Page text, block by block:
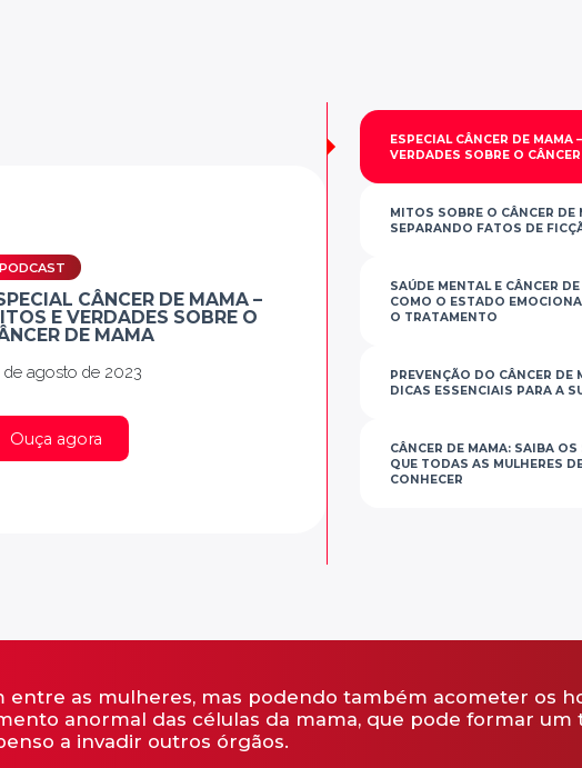
PODCAST
CÂNCER DE MAMA –
E VERDADES SOBRE O
DE MAMA
de agosto de 2023
Ouça agora
ESPECIAL CÂNCER DE MAMA
VERDADES SOBRE O
MITOS SOBRE O CÂNCER DE
SEPARANDO FATOS DE
SAÚDE MENTAL E CÂNCER
COMO O ESTADO
O TRATAMENTO
PREVENÇÃO DO CÂNCER DE
DICAS ESSENCIAIS PARA A
CÂNCER DE MAMA: SAIBA
QUE TODAS AS MULHERES
CONHECER
as mulheres, mas podendo também acometer os
anormal das células da mama, que pode formar um
a invadir outros órgãos.